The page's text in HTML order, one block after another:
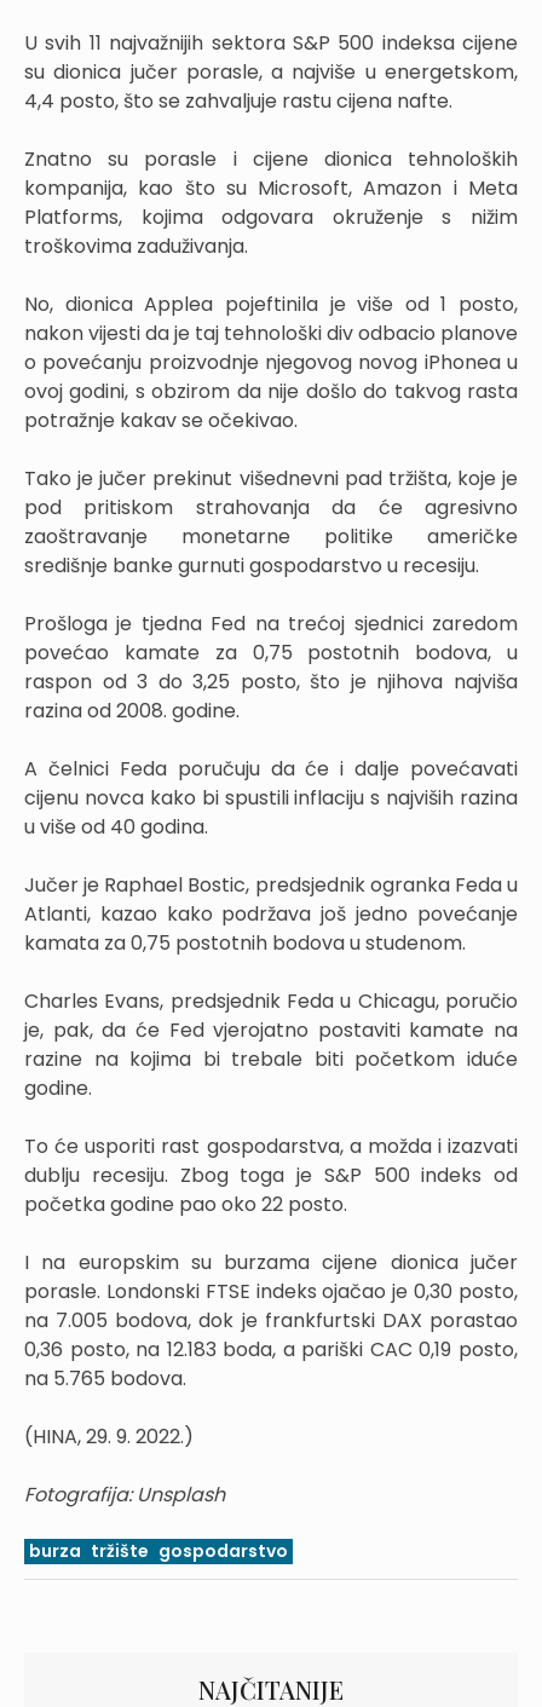
U svih 11 najvažnijih sektora S&P 500 indeksa cijene
su dionica jučer porasle, a najviše u energetskom,
4,4 posto, što se zahvaljuje rastu cijena nafte.
Znatno su porasle i cijene dionica tehnoloških
kompanija, kao što su Microsoft, Amazon i Meta
Platforms, kojima odgovara okruženje s nižim
troškovima zaduživanja.
No, dionica Applea pojeftinila je više od 1 posto,
nakon vijesti da je taj tehnološki div odbacio planove
o povećanju proizvodnje njegovog novog iPhonea u
ovoj godini, s obzirom da nije došlo do takvog rasta
potražnje kakav se očekivao.
Tako je jučer prekinut višednevni pad tržišta, koje je
pod pritiskom strahovanja da će agresivno
zaoštravanje monetarne politike američke
središnje banke gurnuti gospodarstvo u recesiju.
Prošloga je tjedna Fed na trećoj sjednici zaredom
povećao kamate za 0,75 postotnih bodova, u
raspon od 3 do 3,25 posto, što je njihova najviša
razina od 2008. godine.
A čelnici Feda poručuju da će i dalje povećavati
cijenu novca kako bi spustili inflaciju s najviših razina
u više od 40 godina.
Jučer je Raphael Bostic, predsjednik ogranka Feda u
Atlanti, kazao kako podržava još jedno povećanje
kamata za 0,75 postotnih bodova u studenom.
Charles Evans, predsjednik Feda u Chicagu, poručio
je, pak, da će Fed vjerojatno postaviti kamate na
razine na kojima bi trebale biti početkom iduće
godine.
To će usporiti rast gospodarstva, a možda i izazvati
dublju recesiju. Zbog toga je S&P 500 indeks od
početka godine pao oko 22 posto.
I na europskim su burzama cijene dionica jučer
porasle. Londonski FTSE indeks ojačao je 0,30 posto,
na 7.005 bodova, dok je frankfurtski DAX porastao
0,36 posto, na 12.183 boda, a pariški CAC 0,19 posto,
na 5.765 bodova.
(HINA, 29. 9. 2022.)
Fotografija: Unsplash
burza tržište gospodarstvo
NAJČITANIJE